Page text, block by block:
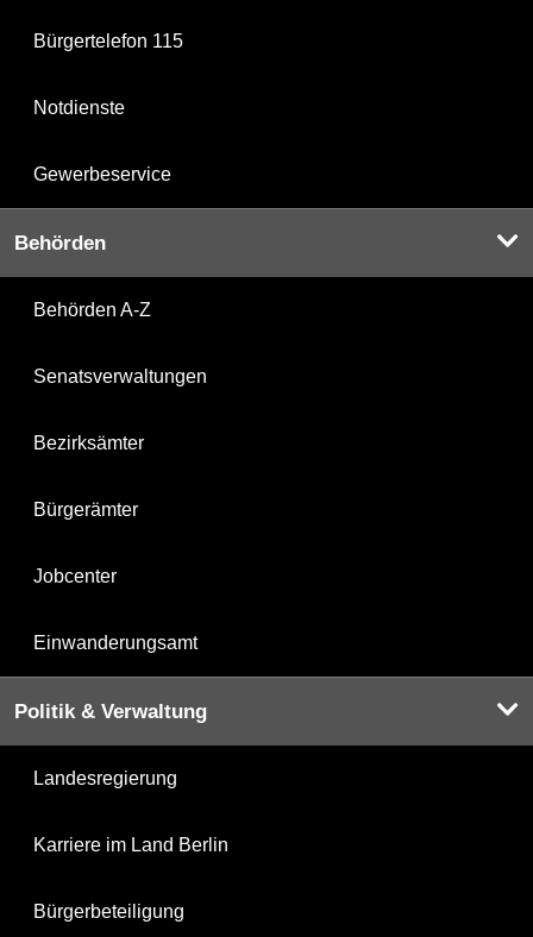
Bürgertelefon 115
Notdienste
Gewerbeservice
Behörden
Behörden A-Z
Senatsverwaltungen
Bezirksämter
Bürgerämter
Jobcenter
Einwanderungsamt
Politik & Verwaltung
Landesregierung
Karriere im Land Berlin
Bürgerbeteiligung